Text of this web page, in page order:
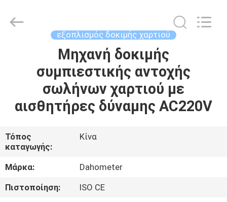
ΠΡΟΪΌΝΤΑ
ΠΕΡΊΠΟΥ
ΕΜΕΊΣ
ΓΎΡΟΣ
ΕΡΓΟΣΤΑΣΊΩΝ
Reserved.
Developed
εξοπλισμός δοκιμής χαρτιού
Μηχανή δοκιμής
συμπιεστικής αντοχής
σωλήνων χαρτιού με
αισθητήρες δύναμης AC220V
Τόπος
καταγωγής:
Κίνα
Μάρκα:
Dahometer
Πιστοποίηση:
ISO CE